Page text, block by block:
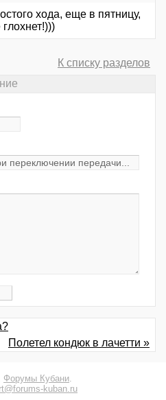
хода, еще в пятницу,
К списку разделов
Полетел кондюк в лачетти »
Форумы Кубани.
kuban.ru